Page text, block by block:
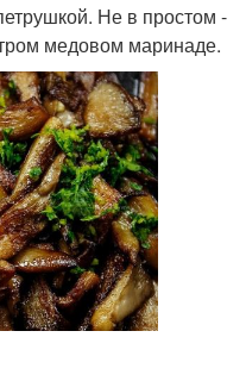
Не в простом -
медовом маринаде.